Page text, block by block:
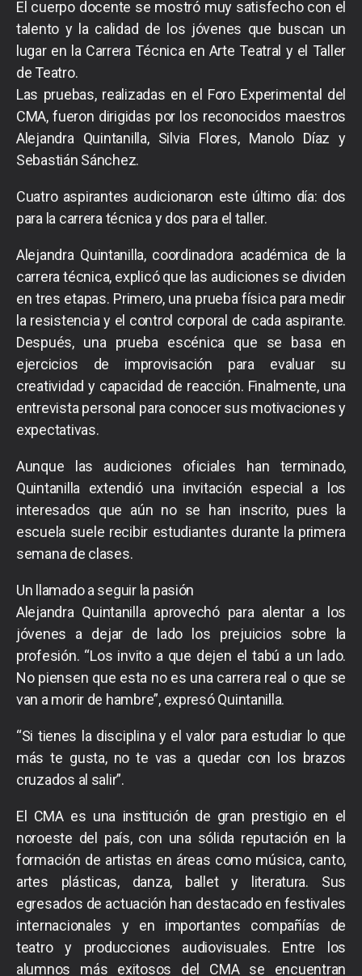
El cuerpo docente se mostró muy satisfecho con el
talento y la calidad de los jóvenes que buscan un
lugar en la Carrera Técnica en Arte Teatral y el Taller
de Teatro.
Las pruebas, realizadas en el Foro Experimental del
CMA, fueron dirigidas por los reconocidos maestros
Alejandra Quintanilla, Silvia Flores, Manolo Díaz y
Sebastián Sánchez.
Cuatro aspirantes audicionaron este último día: dos
para la carrera técnica y dos para el taller.
Alejandra Quintanilla, coordinadora académica de la
carrera técnica, explicó que las audiciones se dividen
en tres etapas. Primero, una prueba física para medir
la resistencia y el control corporal de cada aspirante.
Después, una prueba escénica que se basa en
ejercicios de improvisación para evaluar su
creatividad y capacidad de reacción. Finalmente, una
entrevista personal para conocer sus motivaciones y
expectativas.
Aunque las audiciones oficiales han terminado,
Quintanilla extendió una invitación especial a los
interesados que aún no se han inscrito, pues la
escuela suele recibir estudiantes durante la primera
semana de clases.
Un llamado a seguir la pasión
Alejandra Quintanilla aprovechó para alentar a los
jóvenes a dejar de lado los prejuicios sobre la
profesión. “Los invito a que dejen el tabú a un lado.
No piensen que esta no es una carrera real o que se
van a morir de hambre”, expresó Quintanilla.
“Si tienes la disciplina y el valor para estudiar lo que
más te gusta, no te vas a quedar con los brazos
cruzados al salir”.
El CMA es una institución de gran prestigio en el
noroeste del país, con una sólida reputación en la
formación de artistas en áreas como música, canto,
artes plásticas, danza, ballet y literatura. Sus
egresados de actuación han destacado en festivales
internacionales y en importantes compañías de
teatro y producciones audiovisuales. Entre los
alumnos más exitosos del CMA se encuentran